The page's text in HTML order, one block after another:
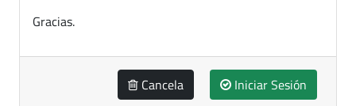
Gracias.
Cancela Iniciar Sesión